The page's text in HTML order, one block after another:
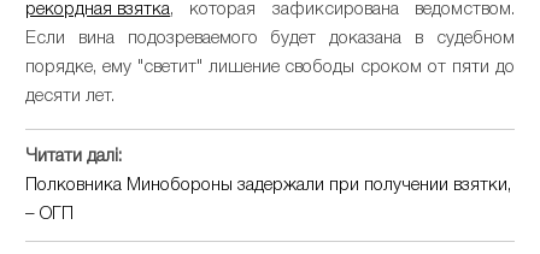
рекордная взятка, которая зафиксирована ведомством.
Если вина подозреваемого будет доказана в судебном
порядке, ему "светит" лишение свободы сроком от пяти до
десяти лет.
Читати далі:
Полковника Минобороны задержали при получении взятки,
– ОГП